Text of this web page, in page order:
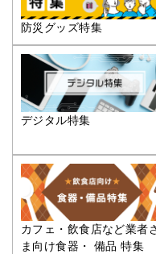
防災グッズ特集
デジタル特集
カフェ・飲食店など業者
ま向け食器・ 備品 特集